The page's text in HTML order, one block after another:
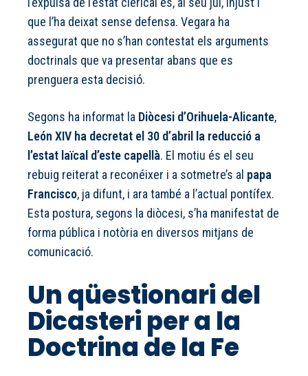
que l’ha deixat sense defensa. Vegara ha
assegurat que no s’han contestat els arguments
doctrinals que va presentar abans que es
prenguera esta decisió.
Segons ha informat la Diòcesi d’Orihuela-Alicante,
León XIV ha decretat el 30 d’abril
la reducció a
l’estat laïcal d’este capellà. El motiu és el seu
rebuig reiterat a reconéixer i a sotmetre’s al papa
Francisco, ja difunt, i ara també a l’actual pontífex.
Esta postura, segons la diòcesi, s’ha manifestat de
forma pública i notòria en diversos mitjans de
comunicació.
Un qüestionari del
Dicasteri per a la
Doctrina de la Fe